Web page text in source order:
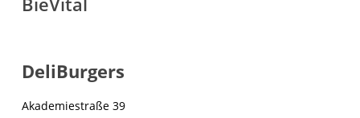
DeliBurgers
Akademiestraße 39